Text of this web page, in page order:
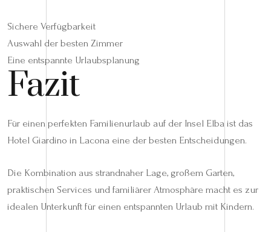
Sichere Verfügbarkeit
Auswahl der besten Zimmer
Eine entspannte Urlaubsplanung
Fazit
Für einen perfekten Familienurlaub auf der Insel Elba ist das
Hotel Giardino in Lacona eine der besten Entscheidungen.
Die Kombination aus strandnaher Lage, großem Garten,
praktischen Services und familiärer Atmosphäre macht es zur
idealen Unterkunft für einen entspannten Urlaub mit Kindern.